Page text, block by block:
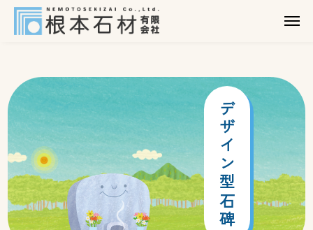
デ
ザ
イ
ン
型
石
碑